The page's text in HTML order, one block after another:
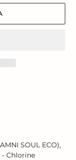
SOUL ECO),
- Chlorine